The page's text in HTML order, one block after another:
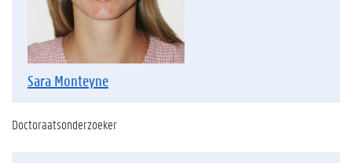
Sara Monteyne
Doctoraatsonderzoeker